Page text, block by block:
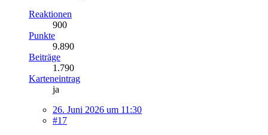
Reaktionen
900
Punkte
9.890
Beiträge
1.790
Karteneintrag
ja
26. Juni 2026 um 11:30
#17